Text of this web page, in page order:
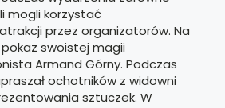
mogli korzystać
przez organizatorów. Na
swoistej magii
Armand Górny. Podczas
ochotników z widowni
sztuczek. W